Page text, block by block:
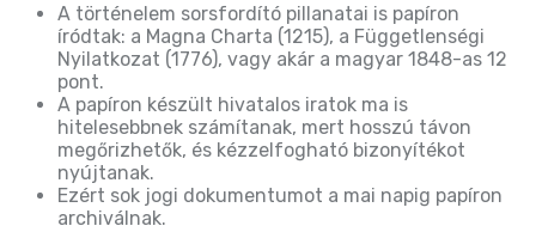
A történelem sorsfordító pillanatai is papíron
íródtak: a Magna Charta (1215), a Függetlenségi
Nyilatkozat (1776), vagy akár a magyar 1848-as 12
pont.
A papíron készült hivatalos iratok ma is
hitelesebbnek számítanak, mert hosszú távon
megőrizhetők, és kézzelfogható bizonyítékot
nyújtanak.
Ezért sok jogi dokumentumot a mai napig papíron
archiválnak.